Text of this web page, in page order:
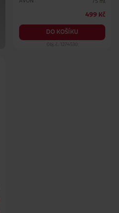
AVON 75 ml
499 Kč
DO KOŠÍKU
Obj. č.: 1274530